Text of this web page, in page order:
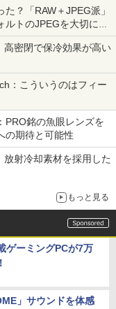
？「RAW＋JPEG派」
トのJPEGを大切にす
高密閉で保冷効果が高い
：こういうのはフィー
PRO銘の魚眼レンズを
の期待と可能性
射冷却素材を採用した
もっと見る
ゲーミングPCが7万
」サウンドを体感